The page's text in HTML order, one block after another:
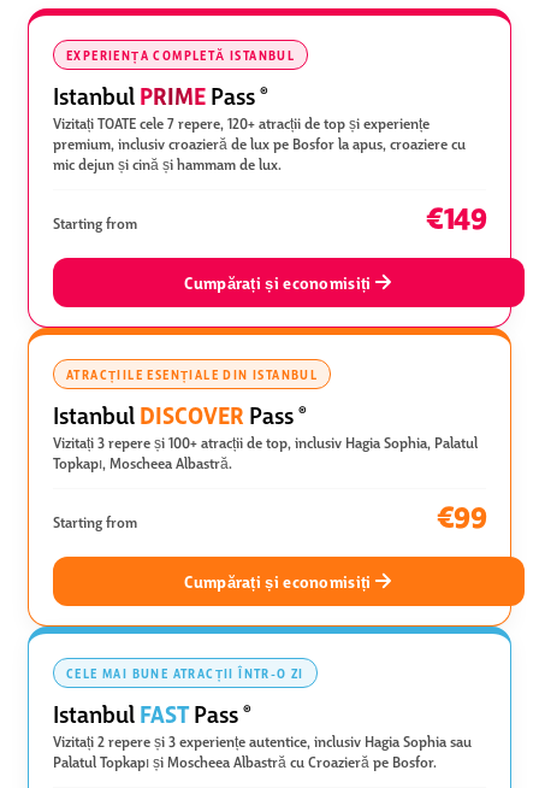
EXPERIENȚA COMPLETĂ ISTANBUL
IstanbulPRIMEPass ®
Vizitați TOATE cele 7 repere, 120+ atracții de top și experiențe
premium, inclusiv croazieră de lux pe Bosfor la apus, croaziere cu
mic dejun și cină și hammam de lux.
Starting from €149
Cumpărați și economisiți
ATRACȚIILE ESENȚIALE DIN ISTANBUL
IstanbulDISCOVER Pass ®
Vizitați 3 repere și 100+ atracții de top, inclusiv Hagia Sophia, Palatul
Topkapı, Moscheea Albastră.
Starting from €99
Cumpărați și economisiți
CELE MAI BUNE ATRACȚII ÎNTR-O ZI
IstanbulFASTPass ®
Vizitați 2 repere și 3 experiențe autentice, inclusiv Hagia Sophia sau
Palatul Topkapı și Moscheea Albastră cu Croazieră pe Bosfor.